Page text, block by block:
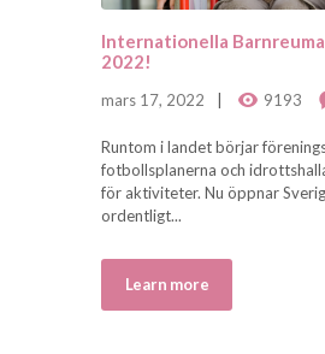
Internationella
2022!
mars 17, 2022 9193
Runtom i landet börjar
fotbollsplanerna och
för aktiviteter. Nu öppnar
ordentligt...
Learn more